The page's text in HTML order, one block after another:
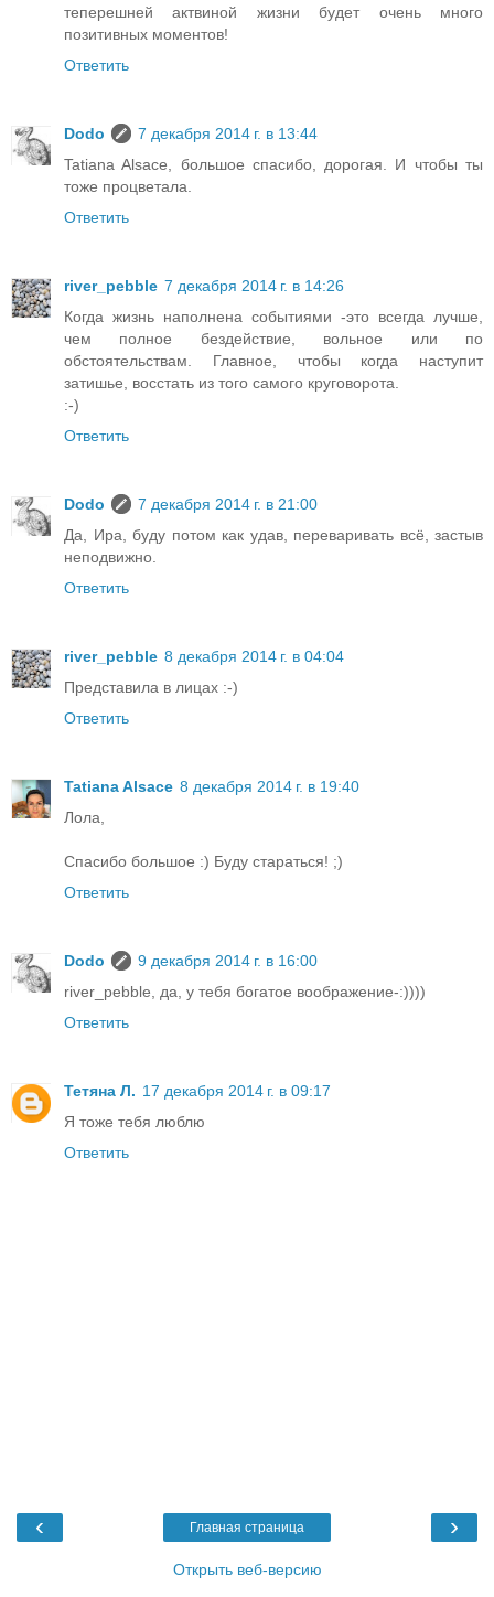
теперешней актвиной жизни будет очень много
позитивных моментов!
Ответить
Dodo
7 декабря 2014 г. в 13:44
Tatiana Alsace, большое спасибо, дорогая. И чтобы ты
тоже процветала.
Ответить
river_pebble 7 декабря 2014 г. в 14:26
Когда жизнь наполнена событиями -это всегда лучше,
чем полное бездействие, вольное или по
обстоятельствам. Главное, чтобы когда наступит
затишье, восстать из того самого круговорота.
:-)
Ответить
Dodo
7 декабря 2014 г. в 21:00
Да, Ира, буду потом как удав, переваривать всё, застыв
неподвижно.
Ответить
river_pebble 8 декабря 2014 г. в 04:04
Представила в лицах :-)
Ответить
Tatiana Alsace 8 декабря 2014 г. в 19:40
Лола,
Спасибо большое :) Буду стараться! ;)
Ответить
Dodo
9 декабря 2014 г. в 16:00
river_pebble, да, у тебя богатое воображение-:))))
Ответить
Тетяна Л. 17 декабря 2014 г. в 09:17
Я тоже тебя люблю
Ответить
‹ ›
Главная страница
Открыть веб-версию